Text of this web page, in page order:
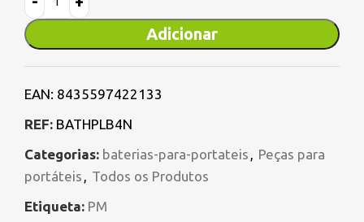
Adicionar
EAN: 8435597422133
REF: BATHPLB4N
Categorias: baterias-para-portateis , Peças para
portáteis , Todos os Produtos
Etiqueta: PM